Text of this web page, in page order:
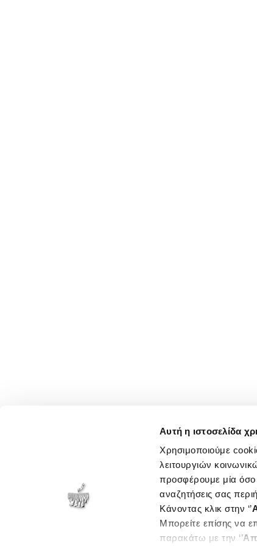
Αυτή η ιστοσελίδα
Χρησιμοποιούμε
λειτουργιών
προσφέρουμε μία όσο
αναζητήσεις σας
Κάνοντας κλικ στην ‘’
Μπορείτε επίσης να
παρακάτω με την ‘’